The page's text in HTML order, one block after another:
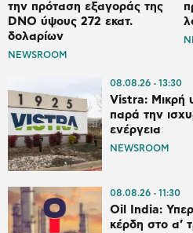
την πρόταση εξαγοράς της
DNO ύψους 272 εκατ.
δολαρίων
NEWSROOM
08.08.26 13:30
Vistra: Μικρή
παρά την
ενέργεια
NEWSROOM
08.08.26 11:30
Oil India:
κέρδη στο α’